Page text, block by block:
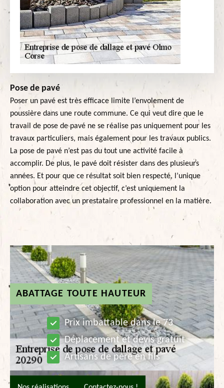
ABATTAGE TOUTE HAUTEUR
Prix imbattable dans le 73
Déplacement et devis gratuit
Artisans de père en fils
Pose de pavé
Poser un pavé est très efficace limite l’envolement de
poussière dans une route commune. Ce qui veut dire que le
travail de pose de pavé ne se réalise pas uniquement pour les
travaux particuliers, mais également pour les travaux publics.
La pose de pavé n’est pas du tout une activité facile à
accomplir. De plus, le pavé doit résister dans des plusieurs
années. Et pour que ce résultat soit bien respecté, l’unique
option pour atteindre cet objectif, c’est uniquement la
collaboration avec un prestataire professionnel en la matière.